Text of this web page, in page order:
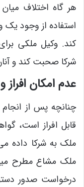
هر گاه اختلاف
استفاده از وجود یک
کند. وکیل ملکی
شرکا صحبت کند و
عدم امکان
چنانچه پس از
قابل افراز است،
ملک به شرکا
ملک مشاع مطرح
درخواست صدور